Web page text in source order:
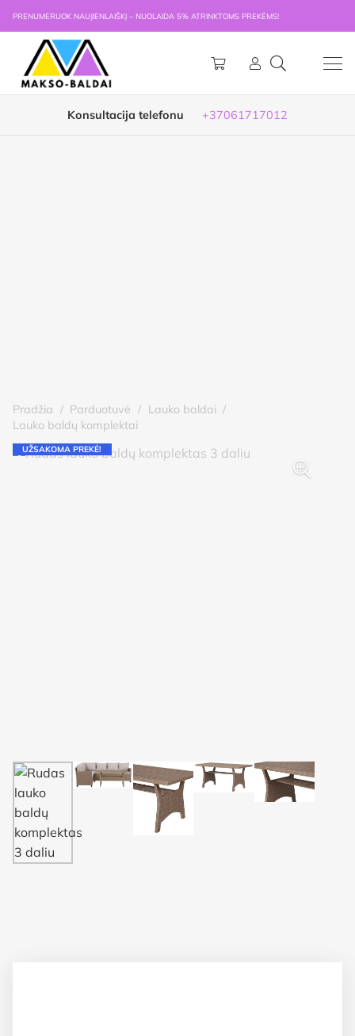
PRENUMERUOK NAUJIENLAIŠKĮ – NUOLAIDA 5% ATRINKTOMS PREKĖMS!
Konsultacija telefonu +37061717012
Pradžia / Parduotuvė / Lauko baldai /
Lauko baldų komplektai
UŽSAKOMA PREKĖ!